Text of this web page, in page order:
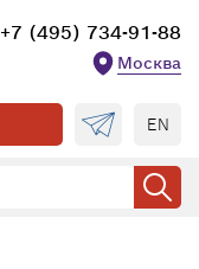
+7 (495) 734-91-88
Москва
EN